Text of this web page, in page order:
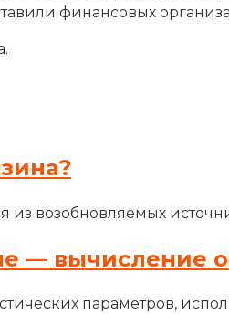
финансовых
возобновляемых
— вычисление
параметров,